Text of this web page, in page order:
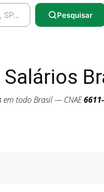
Pesquisar
em todo Brasil — CNAE